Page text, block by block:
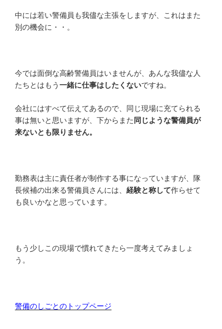
中には若い警備員も我儘な主張をしますが、これはまた
別の機会に・・。
今では面倒な高齢警備員はいませんが、あんな我儘な人
たちとはもう 一緒に仕事はしたくないですね。
会社にはすべて伝えてあるので、同じ現場に充てられる
事は無いと思いますが、下からまた 同じような警備員が
来ないとも限りません。
勤務表は主に責任者が制作する事になっていますが、隊
長候補の出来る警備員さんには、 経験と称して作らせて
も良いかなと思っています。
もう少しこの現場で慣れてきたら一度考えてみましょ
う。
警備のしごとのトップページ